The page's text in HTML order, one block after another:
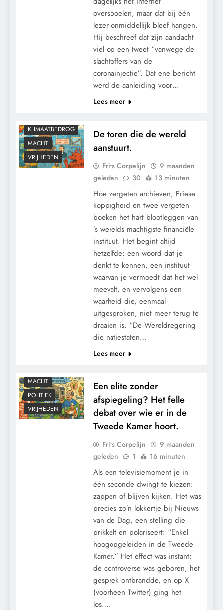
overspoelen, maar dat bij één
lezer onmiddellijk bleef hangen.
Hij beschreef dat zijn aandacht
viel op een tweet “vanwege de
slachtoffers van de
coronainjectie”. Dat ene bericht
werd de aanleiding voor…
Lees meer
KLIMAATBEDROG
MACHT
VRIJHEDEN
De toren die de wereld
aanstuurt.
Frits Corpelijn
9 maanden
geleden
30 13 minuten
Hoe vergeten archieven, Friese
koppigheid en twee vergeten
boeken het hart blootleggen van
’s werelds machtigste financiële
instituut. Het begint altijd
hetzelfde: een woord dat je
denkt te kennen, een instituut
waarvan je vermoedt dat het wel
meevalt, en vervolgens een
waarheid die, eenmaal
uitgesproken, niet meer terug te
draaien is. “De Wereldregering
die natiestaten…
Lees meer
MACHT
POLITIEK
VRIJHEDEN
Een elite zonder
afspiegeling? Het felle
debat over wie er in de
Tweede Kamer hoort.
Frits Corpelijn
9 maanden
geleden
1 16 minuten
Als een televisiemoment je in
één seconde dwingt te kiezen:
zappen of blijven kijken. Het was
precies zo’n lokkertje bij Nieuws
van de Dag, een stelling die
prikkelt en polariseert: “Enkel
hoogopgeleiden in de Tweede
Kamer.” Het effect was instant:
de controverse was geboren, het
gesprek ontbrandde, en op X
(voorheen Twitter) ging het
los….